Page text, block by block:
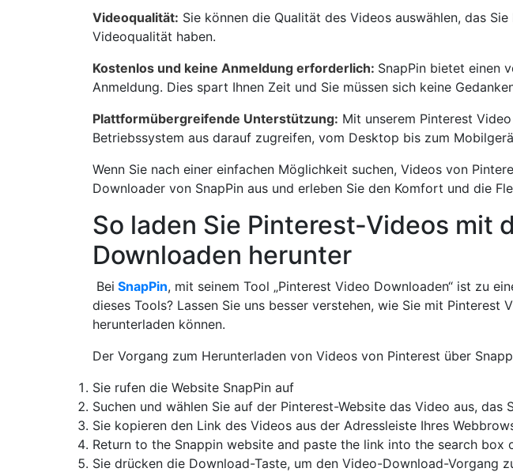
Videoqualität: Sie können die Qualität des Videos auswählen, das
Videoqualität haben.
Kostenlos und keine Anmeldung erforderlich: SnapPin bietet einen
Anmeldung. Dies spart Ihnen Zeit und Sie müssen sich keine
Plattformübergreifende Unterstützung: Mit unserem Pinterest
Betriebssystem aus darauf zugreifen, vom Desktop bis zum
Wenn Sie nach einer einfachen Möglichkeit suchen, Videos von
Downloader von SnapPin aus und erleben Sie den Komfort und die
So laden Sie Pinterest-Videos mit
Downloaden herunter
Bei SnapPin, mit seinem Tool „Pinterest Video Downloaden“ ist zu
dieses Tools? Lassen Sie uns besser verstehen, wie Sie mit
herunterladen können.
Der Vorgang zum Herunterladen von Videos von Pinterest über
Sie rufen die Website SnapPin auf
Suchen und wählen Sie auf der Pinterest-Website das Video aus, das
Sie kopieren den Link des Videos aus der Adressleiste Ihres
Return to the Snappin website and paste the link into the search box
Sie drücken die Download-Taste, um den Video-Download-Vorgang